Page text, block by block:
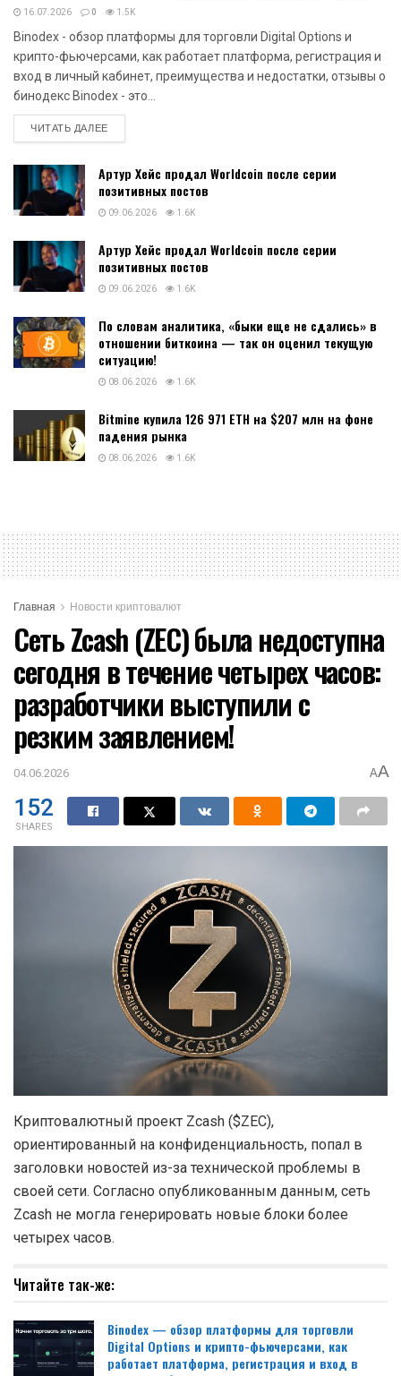
16.07.2026 0 1.5K
Binodex - обзор платформы для торговли Digital Options и
крипто-фьючерсами, как работает платформа, регистрация и
вход в личный кабинет, преимущества и недостатки, отзывы о
бинодекс Binodex - это...
ЧИТАТЬ ДАЛЕЕDETAILS
Артур Хейс продал Worldcoin после серии
позитивных постов
09.06.2026 1.6K
Артур Хейс продал Worldcoin после серии
позитивных постов
09.06.2026 1.6K
По словам аналитика, «быки еще не сдались» в
отношении биткоина — так он оценил текущую
ситуацию!
08.06.2026 1.6K
Bitmine купила 126 971 ETH на $207 млн на фоне
падения рынка
08.06.2026 1.6K
Главная Новости криптовалют
Сеть Zcash (ZEC) была недоступна
сегодня в течение четырех часов:
разработчики выступили с
резким заявлением!
04.06.2026 AA
152
SHARES
Криптовалютный проект Zcash ($ZEC),
ориентированный на конфиденциальность, попал в
заголовки новостей из-за технической проблемы в
своей сети. Согласно опубликованным данным, сеть
Zcash не могла генерировать новые блоки более
четырех часов.
Читайте так-же:
Binodex — обзор платформы для торговли
Digital Options и крипто-фьючерсами, как
работает платформа, регистрация и вход в